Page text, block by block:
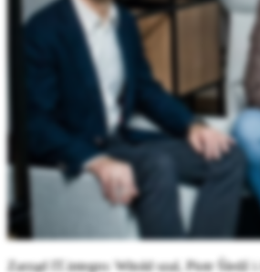
Zarząd IT.integro: Witold szal, Piotr Śledź